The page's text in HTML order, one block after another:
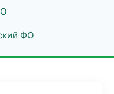
ФО